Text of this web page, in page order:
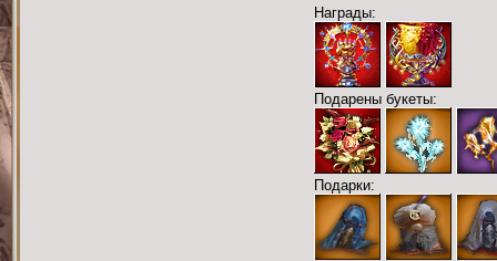
Награды:
Подарены букеты:
Подарки: